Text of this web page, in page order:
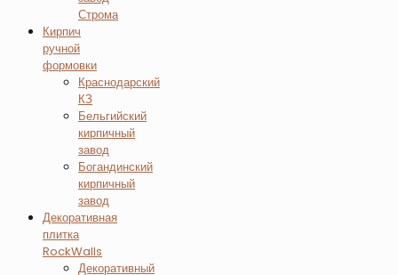
Строма
Кирпич
ручной
формовки
Краснодарский
КЗ
Бельгийский
кирпичный
завод
Богандинский
кирпичный
завод
Декоративная
плитка
RockWalls
Декоративный